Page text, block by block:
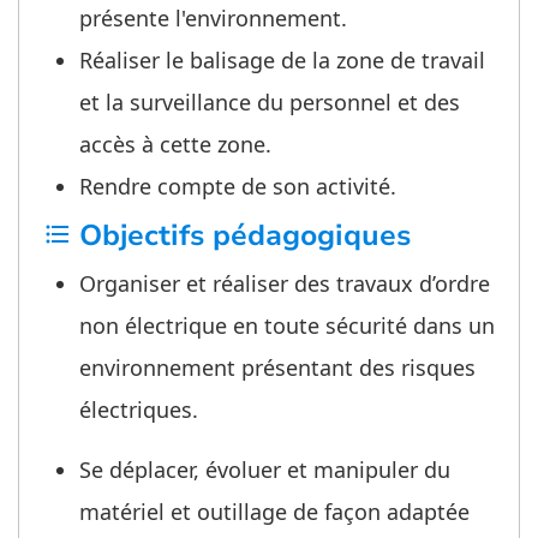
présente l'environnement.
Réaliser le balisage de la zone de travail
et la surveillance du personnel et des
accès à cette zone.
Rendre compte de son activité.
format_list_bulleted Objectifs pédagogiques
Organiser et réaliser des travaux d’ordre
non électrique en toute sécurité dans un
environnement présentant des risques
électriques.
Se déplacer, évoluer et manipuler du
matériel et outillage de façon adaptée